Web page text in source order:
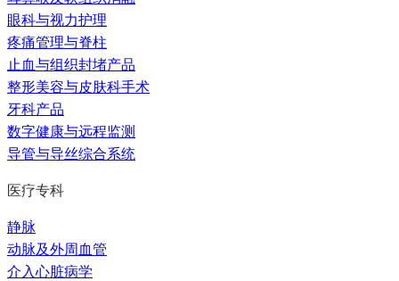
眼科与视力护理
疼痛管理与脊柱
止血与组织封堵产品
整形美容与皮肤科手术
牙科产品
数字健康与远程监测
导管与导丝综合系统
医疗专科
静脉
动脉及外周血管
介入心脏病学